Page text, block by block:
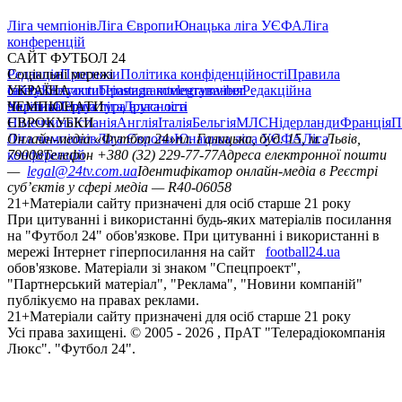
Ліга чемпіонівЛіга ЄвропиЮнацька ліга УЄФАЛіга
конференцій
САЙТ ФУТБОЛ 24
РедакціяПрогнозиПолітика конфіденційностіПравила
сайтуКонтактиПравила коментуванняРедакційна
політикаСтруктура власності
Соціальні мережі
facebookxyoutubeinstagramtelegramviber
УКРАЇНА
УкраїнаПерша лігаДруга ліга
ЧЕМПІОНАТИ
НімеччинаІспаніяАнгліяІталіяБельгіяМЛСНідерландиФранція
ЄВРОКУБКИ
Ліга чемпіонівЛіга ЄвропиЮнацька ліга УЄФАЛіга
конференцій
Онлайн-медіа «Футбол 24»пл. Галицька, буд. 15, м. Львів,
79008Телефон +380 (32) 229-77-77Адреса електронної пошти
— legal@24tv.com.uaІдентифікатор онлайн-медіа в Реєстрі
суб’єктів у сфері медіа — R40-06058
21+Матеріали сайту призначені для осіб старше 21 року
При цитуванні і використанні будь-яких матеріалів посилання
на "Футбол 24" обов'язкове. При цитуванні і використанні в
мережі Інтернет гіперпосилання на сайт
football24.ua
обов'язкове. Матеріали зі знаком "Спецпроект",
"Партнерський матеріал", "Реклама", "Новини компаній"
публікуємо на правах реклами.
21+Матеріали сайту призначені для осіб старше 21 року
Усi права захищенi. © 2005 - 2026 , ПрАТ "Телерадіокомпанія
Люкс". "Футбол 24".